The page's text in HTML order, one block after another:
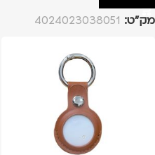
מק”ט: 4024023038051